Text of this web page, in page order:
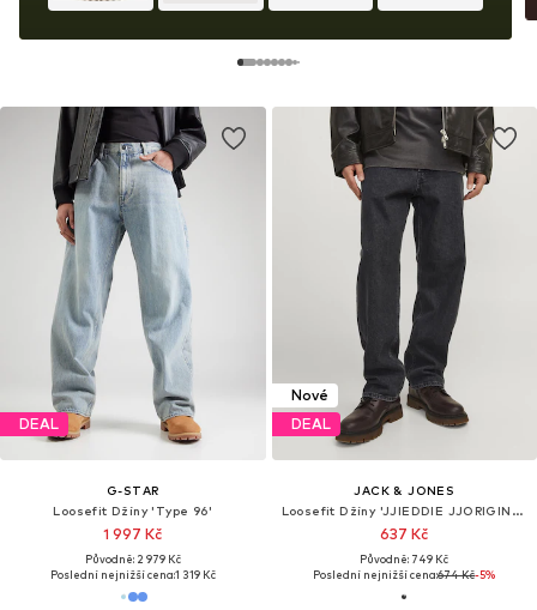
DEAL
G-STAR
Loosefit Džíny 'Type 96'
1 997 Kč
Původně: 2 979 Kč
Poslední nejnižší cena:1 319 Kč
Nové
DEAL
JACK & JONES
Loosefit Džíny 'JJIEDDIE JJORIGINAL SQ 737'
637 Kč
Původně: 749 Kč
Poslední nejnižší cena:674 Kč-5%